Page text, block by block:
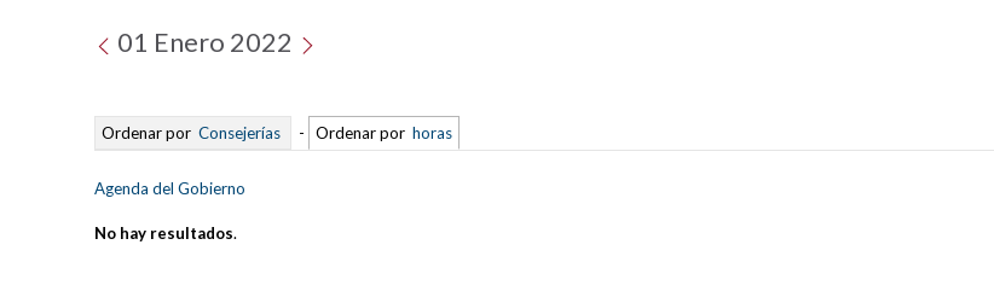
01 Enero 2022
Ordenar por Consejerías - Ordenar por horas
Agenda del Gobierno
No hay resultados.